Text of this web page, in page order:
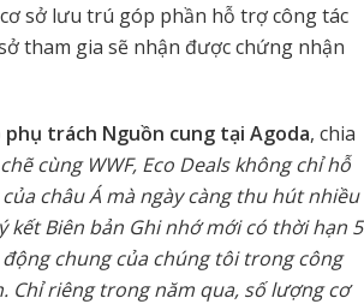
sở lưu trú góp phần hỗ trợ công tác
tham gia sẽ nhận được chứng nhận
phụ trách Nguồn cung tại Agoda, chia
cùng WWF, Eco Deals không chỉ hỗ
châu Á mà ngày càng thu hút nhiều
Biên bản Ghi nhớ mới có thời hạn 5
chung của chúng tôi trong công
Chỉ riêng trong năm qua, số lượng cơ